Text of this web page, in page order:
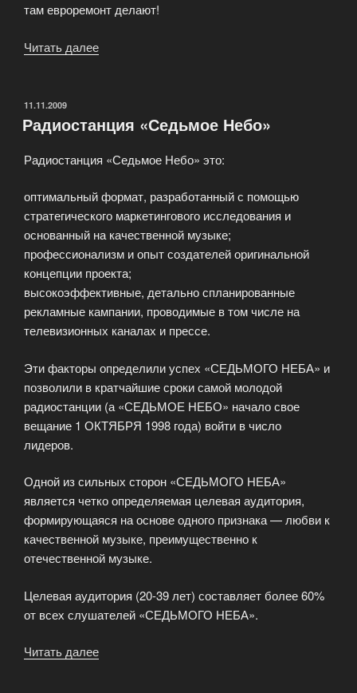
там евроремонт делают!
Читать далее
архитектуры»
ОПУБЛИКОВАНО
11.11.2009
Радиостанция «Седьмое Небо»
Радиостанция «Седьмое Небо» это:
оптимальный формат, разработанный с помощью
стратегического маркетингового исследования и
основанный на качественной музыке;
профессионализм и опыт создателей оригинальной
концепции проекта;
высокоэффективные, детально спланированные
рекламные кампании, проводимые в том числе на
телевизионных каналах и прессе.
Эти факторы определили успех «СЕДЬМОГО НЕБА» и
позволили в кратчайшие сроки самой молодой
радиостанции (а «СЕДЬМОЕ НЕБО» начало свое
вещание 1 ОКТЯБРЯ 1998 года) войти в число
лидеров.
Одной из сильных сторон «СЕДЬМОГО НЕБА»
является четко определяемая целевая аудитория,
формирующаяся на основе одного признака — любви к
качественной музыке, преимущественно к
отечественной музыке.
Целевая аудитория (20-39 лет) составляет более 60%
от всех слушателей «СЕДЬМОГО НЕБА».
Читать далее